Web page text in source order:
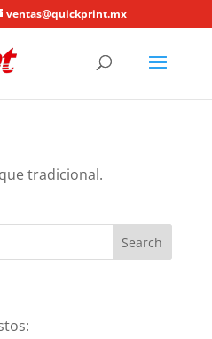
ventas@quickprint.mx
tradicional.